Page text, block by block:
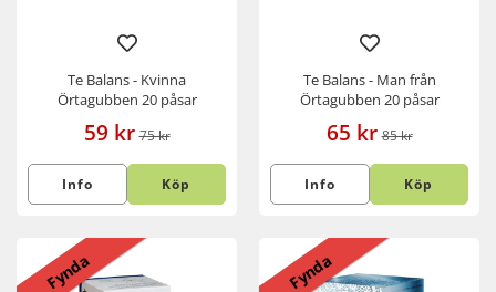
Te Balans - Kvinna
Örtagubben 20 påsar
59 kr 75 kr
Info Köp
Te Balans - Man från
Örtagubben 20 påsar
65 kr 85 kr
Info Köp
Fynda Fynda